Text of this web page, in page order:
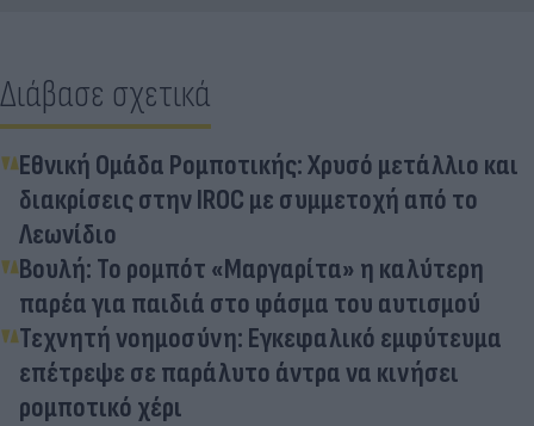
Διάβασε σχετικά
Εθνική Ομάδα Ρομποτικής: Χρυσό μετάλλιο και
διακρίσεις στην IROC με συμμετοχή από το
Λεωνίδιο
Βουλή: Το ρομπότ «Μαργαρίτα» η καλύτερη
παρέα για παιδιά στο φάσμα του αυτισμού
Τεχνητή νοημοσύνη: Εγκεφαλικό εμφύτευμα
επέτρεψε σε παράλυτο άντρα να κινήσει
ρομποτικό χέρι